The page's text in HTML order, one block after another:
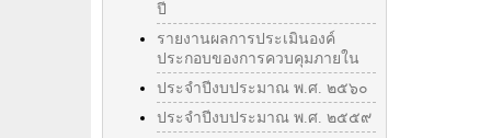
ปี
รายงานผลการประเมินองค์
ประกอบของการควบคุมภายใน
ประจำปีงบประมาณ พ.ศ. ๒๕๖๐
ประจำปีงบประมาณ พ.ศ. ๒๕๕๙